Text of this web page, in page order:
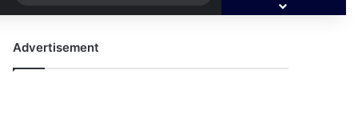
for
Advertisement